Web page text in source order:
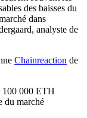
des baisses du
dans
analyste de
Chainreaction de
100 000 ETH
du marché